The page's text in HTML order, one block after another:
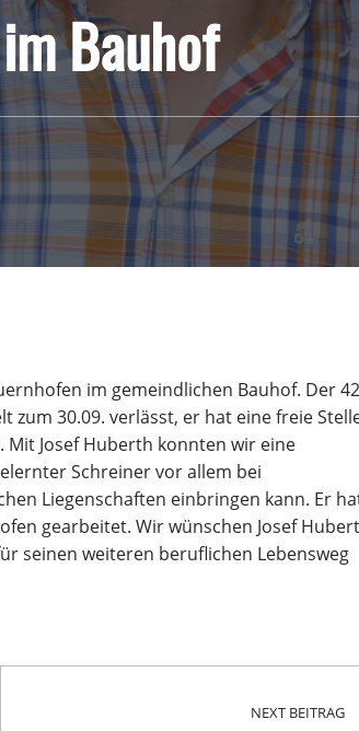
Bauhof
im gemeindlichen Bauhof. Der
zum 30.09. verlässt, er hat eine freie
Josef Huberth konnten wir eine
Schreiner vor allem bei
Liegenschaften einbringen kann. Er
gearbeitet. Wir wünschen Josef
seinen weiteren beruflichen Lebensweg
NEXT BEITRAG